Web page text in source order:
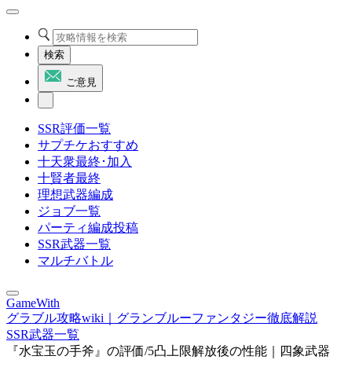
検索
ご意見
SSR評価一覧
サプチケおすすめ
十天衆最終･加入
十賢者最終
理想武器編成
ジョブ一覧
パーティ編成投稿
SSR武器一覧
マルチバトル
GameWith
グラブル攻略wiki｜グランブルーファンタジー徹底解説
SSR武器一覧
『水宝玉の手斧』の評価/5凸上限解放後の性能｜四象武器